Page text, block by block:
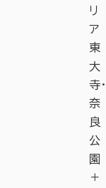
リ
ア
東
大
寺・
奈
良
公
園
＋